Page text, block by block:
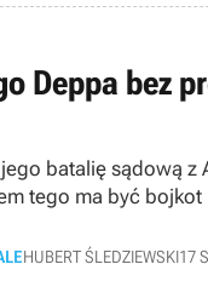
Deppa bez
batalię sądową
tego ma być
HUBERT ŚLEDZIEWSKI17